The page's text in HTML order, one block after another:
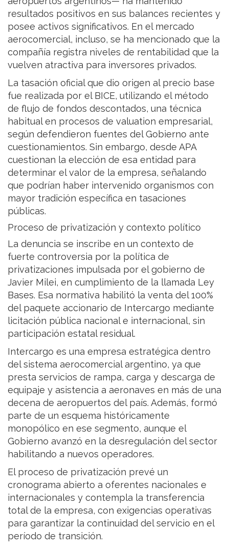
resultados positivos en sus balances recientes y
posee activos significativos. En el mercado
aerocomercial, incluso, se ha mencionado que la
compañía registra niveles de rentabilidad que la
vuelven atractiva para inversores privados.
La tasación oficial que dio origen al precio base
fue realizada por el BICE, utilizando el método
de flujo de fondos descontados, una técnica
habitual en procesos de valuation empresarial,
según defendieron fuentes del Gobierno ante
cuestionamientos. Sin embargo, desde APA
cuestionan la elección de esa entidad para
determinar el valor de la empresa, señalando
que podrían haber intervenido organismos con
mayor tradición específica en tasaciones
públicas.
Proceso de privatización y contexto político
La denuncia se inscribe en un contexto de
fuerte controversia por la política de
privatizaciones impulsada por el gobierno de
Javier Milei, en cumplimiento de la llamada Ley
Bases. Esa normativa habilitó la venta del 100%
del paquete accionario de Intercargo mediante
licitación pública nacional e internacional, sin
participación estatal residual.
Intercargo es una empresa estratégica dentro
del sistema aerocomercial argentino, ya que
presta servicios de rampa, carga y descarga de
equipaje y asistencia a aeronaves en más de una
decena de aeropuertos del país. Además, formó
parte de un esquema históricamente
monopólico en ese segmento, aunque el
Gobierno avanzó en la desregulación del sector
habilitando a nuevos operadores.
El proceso de privatización prevé un
cronograma abierto a oferentes nacionales e
internacionales y contempla la transferencia
total de la empresa, con exigencias operativas
para garantizar la continuidad del servicio en el
período de transición.